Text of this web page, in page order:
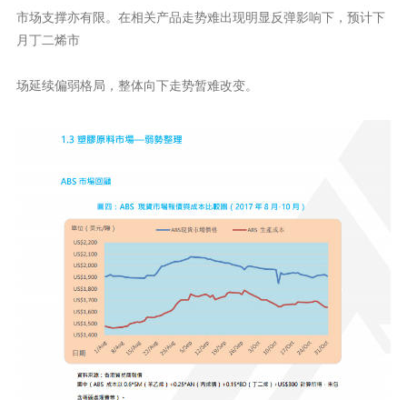
市场支撑亦有限。在相关产品走势难出现明显反弹影响下，预计下
月丁二烯市
场延续偏弱格局，整体向下走势暂难改变。